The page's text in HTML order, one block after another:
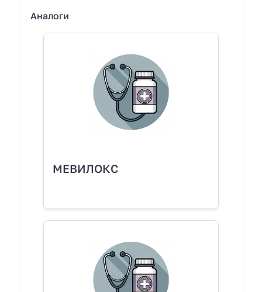
Аналоги
МЕВИЛОКС